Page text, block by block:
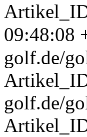
09:48:08
golf.de/
golf.de/